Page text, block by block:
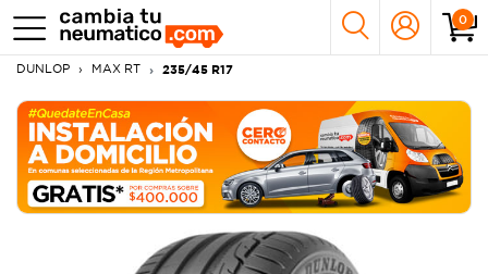
0
DUNLOP MAX RT 235/45 R17